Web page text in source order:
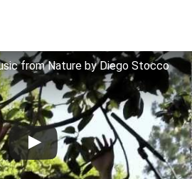
from Nature by Diego Stocco